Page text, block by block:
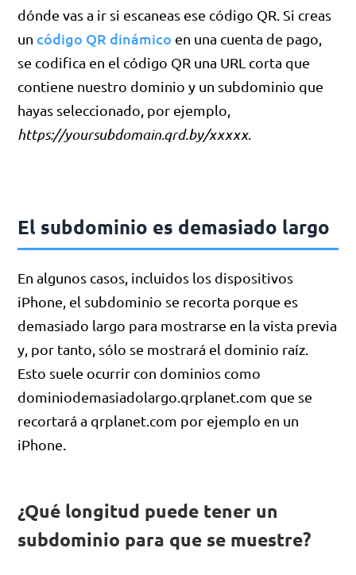
dónde vas a ir si escaneas ese código QR. Si creas
un código QR dinámico en una cuenta de pago,
se codifica en el código QR una URL corta que
contiene nuestro dominio y un subdominio que
hayas seleccionado, por ejemplo,
https://yoursubdomain.qrd.by/xxxxx.
El subdominio es demasiado largo
En algunos casos, incluidos los dispositivos
iPhone, el subdominio se recorta porque es
demasiado largo para mostrarse en la vista previa
y, por tanto, sólo se mostrará el dominio raíz.
Esto suele ocurrir con dominios como
dominiodemasiadolargo.qrplanet.com que se
recortará a qrplanet.com por ejemplo en un
iPhone.
¿Qué longitud puede tener un
subdominio para que se muestre?